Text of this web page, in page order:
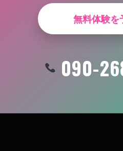
無料体験を
090-